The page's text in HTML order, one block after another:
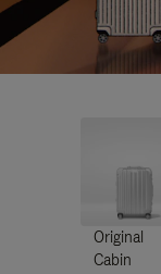
Original
Cabin